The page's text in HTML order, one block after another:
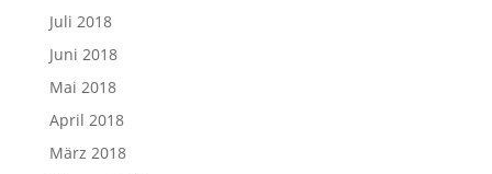
Juli 2018
Juni 2018
Mai 2018
April 2018
März 2018